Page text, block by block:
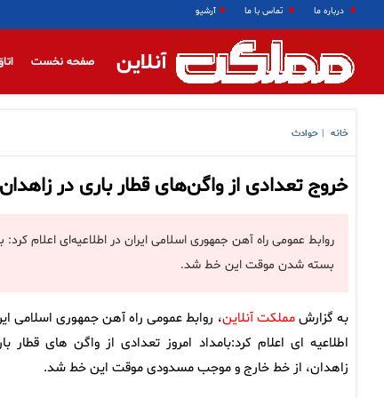
درباره ما تماس با ما آرشیو
آنلاین صفحه نخست
خانه حوادث
خروج تعدادی از واگن‌های قطار باری در زاهدان
روابط عمومی راه آهن جمهوری اسلامی ایران در اطلاعیه‌ای اعلام
بسته شدن موقت این خط شد.
به گزارشمملکت آنلاین، روابط عمومی راه آهن جمهوری اسلامی
اطلاعیه ای اعلام کرد:بامداد امروز تعدادی از واگن های قطار
زاهدان، از خط خارج و موجب مسدودی موقت این خط شد.